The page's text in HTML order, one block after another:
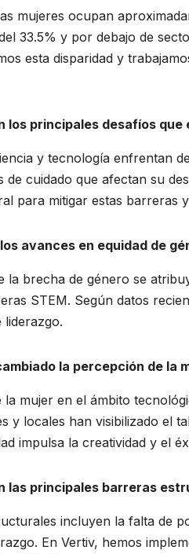
mujeres ocupan
33.5% y por debajo de
esta disparidad y
los principales desafíos
y tecnología enfrentan
de cuidado que afectan su
para mitigar estas barreras
avances en equidad de
la brecha de género se
STEM. Según datos
liderazgo.
la percepción de la
la mujer en el ámbito
y locales han visibilizado el
impulsa la creatividad y el
las principales barreras
incluyen la falta de
En Vertiv, hemos